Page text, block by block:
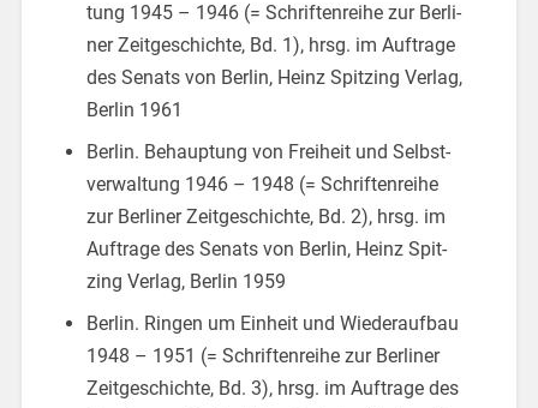
tung 1945 – 1946 (= Schrif­ten­rei­he zur Ber­li­
ner Zeit­ge­schich­te, Bd. 1), hrsg. im Auf­tra­ge
des Se­nats von Ber­lin, Heinz Spit­zing Ver­lag,
Ber­lin 1961
Ber­lin. Be­haup­tung von Frei­heit und Selbst­
ver­wal­tung 1946 – 1948 (= Schrif­ten­rei­he
zur Ber­li­ner Zeit­ge­schich­te, Bd. 2), hrsg. im
Auf­tra­ge des Se­nats von Ber­lin, Heinz Spit­
zing Ver­lag, Ber­lin 1959
Ber­lin. Rin­gen um Ein­heit und Wie­der­auf­bau
1948 – 1951 (= Schrif­ten­rei­he zur Ber­li­ner
Zeit­ge­schich­te, Bd. 3), hrsg. im Auf­tra­ge des